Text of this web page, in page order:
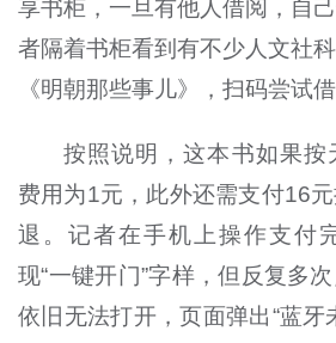
享书柜，一旦有他人借阅，自
者隔着书柜看到有不少人文社
《明朝那些事儿》，扫码尝试借
按照说明，这本书如果按
费用为1元，此外还需支付16
退。记者在手机上操作支付
现“一键开门”字样，但反复多
依旧无法打开，页面弹出“蓝牙